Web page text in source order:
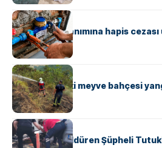
ASAYIŞ
Kaçak su kullanımına hapis cezası
ASAYIŞ
Güneyköy’deki meyve bahçesi
alındı
ASAYIŞ
Komşusunu Öldüren Şüpheli